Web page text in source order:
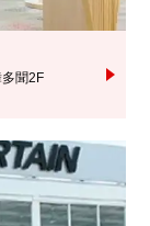
聞2F